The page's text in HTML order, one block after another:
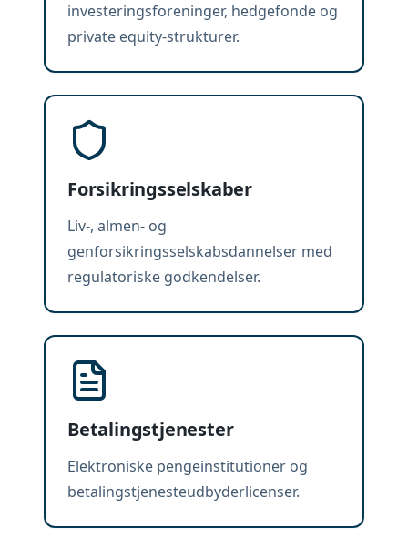
investeringsforeninger, hedgefonde og
private equity-strukturer.
Forsikringsselskaber
Liv-, almen- og
genforsikringsselskabsdannelser med
regulatoriske godkendelser.
Betalingstjenester
Elektroniske pengeinstitutioner og
betalingstjenesteudbyderlicenser.